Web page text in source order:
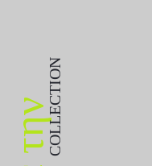
COLLECTION